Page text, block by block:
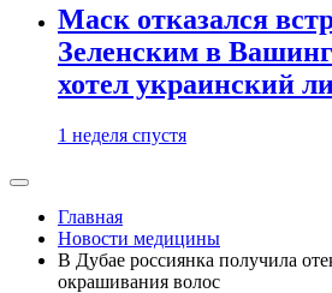
Маск отказался
Зеленским в
хотел украинский
1 неделя спустя
Главная
Новости медицины
В Дубае россиянка получила
окрашивания волос